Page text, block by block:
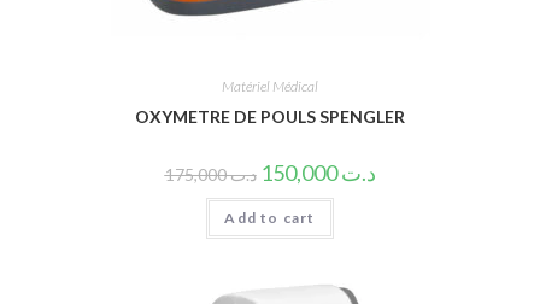
Matériel Médical
OXYMETRE DE POULS SPENGLER
د.ت175,000 د.ت150,000
Add to cart